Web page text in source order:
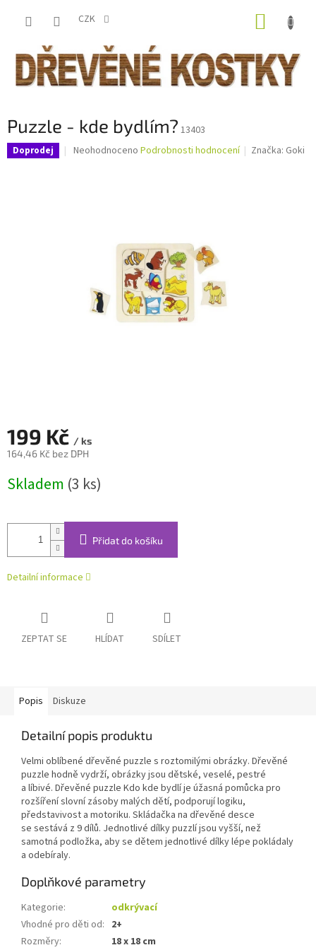
CZK
Puzzle - kde bydlím? 13403
Doprodej
Průměrné
hvězdiček.
Neohodnoceno Podrobnosti hodnocení Značka: Goki
199 Kč / ks
164,46 Kč bez DPH
cena:
Skladem (3 ks)
Přidat do košíku
Detailní informace
ZEPTAT SE HLÍDAT SDÍLET
Popis Diskuze
Detailní popis produktu
Velmi oblíbené dřevěné puzzle s roztomilými obrázky. Dřevěné
puzzle hodně vydrží, obrázky jsou dětské, veselé, pestré
a líbivé. Dřevěné puzzle Kdo kde bydlí je úžasná pomůcka pro
rozšíření slovní zásoby malých dětí, podporují logiku,
představivost a motoriku. Skládačka na dřevěné desce
se sestává z 9 dílů. Jednotlivé dílky puzzlí jsou vyšší, než
samotná podložka, aby se dětem jednotlivé dílky lépe pokládaly
a odebíraly.
Doplňkové parametry
Kategorie:
odkrývací
Vhodné pro děti od: 2+
Rozměry: 18 x 18 cm